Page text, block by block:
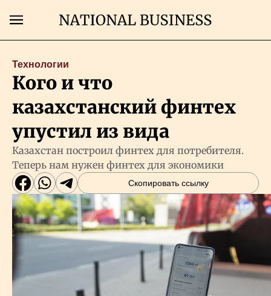
Главная
Бизнес
Рынки
Технологии
Власть
Технологии
Кого и что
казахстанский финтех
упустил из вида
Казахстан построил финтех для потребителя.
Теперь нам нужен финтех для экономики
Скопировать ссылку